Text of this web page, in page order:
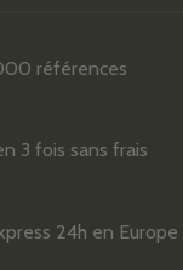
références
3 fois sans frais
24h en Europe